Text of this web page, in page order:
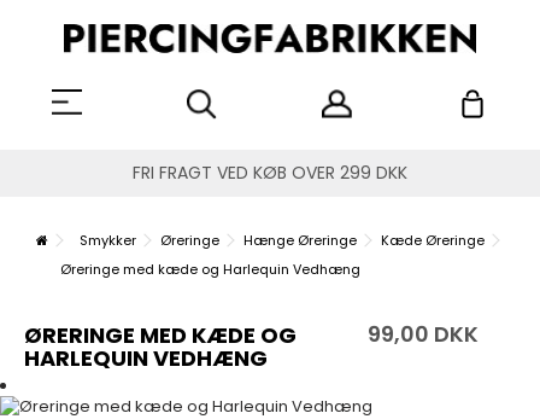
FRI FRAGT VED KØB OVER 299 DKK
Smykker Øreringe Hænge Øreringe
Kæde Øreringe
Øreringe med kæde og Harlequin Vedhæng
ØRERINGE MED KÆDE OG
HARLEQUIN VEDHÆNG
99,00 DKK